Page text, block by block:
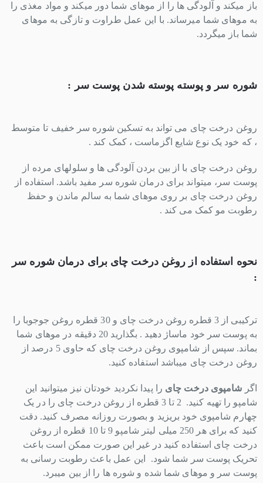
باز میکند و آلودگی ها را از موهای شما دور میکند و مواد مغذی را
به موهای شما میرساند. با این عمل طراوت و تازگی به موهای
شما باز میگردد.
شوره سر و پوسته پوسته شدن پوست سر :
روغن درخت چای می تواند به تسکین شوره سر خفیف تا متوسط ​​
، که خود یک نوع شایع اگزماست ، کمک کند .
روغن درخت چای با از بین بردن آلودگی ها و سلولهای مرده از
پوست سر، میتواند برای درمان شوره سر مفید باشد. استفاده از
روغن درخت چای بر روی موهای شما به سالم ماندن و حفظ
رطوبت مو کمک می کند .
نحوه استفاده از روغن درخت چای برای درمان شوره سر
:
ترکیبی از 3 قطره روغن درخت چای و 30 قطره روغن جوجوبا را
به پوست سر خود ماساژ دهید . بگذارید 20 دقیقه در موهای شما
بماند. سپس از شامپوی روغن درخت چای که حاوی 5 درصد از
روغن درخت چای میباشد استفاده کنید.
اگر شامپوی درخت چای را پیدا نکردید خودتان نیز میتوانید این
شامپو را تهیه کنید. 2 تا 3 قطره از روغن درخت چای را در یک
چهارم شامپوی خود بریزید و بصورت روزانه مصرف کنید. دقت
کنید که برای هر 250 میلی لیتر شامپو 9 تا 10 قطره از روغن
درخت چای استفاده کنید در غیر این صورت ممکن است باعث
تحریک پوست سر شما شود. این عمل باعث رطوبت رسانی به
پوست سر و موهای شما شده و شوره ها را از بین میبرد.